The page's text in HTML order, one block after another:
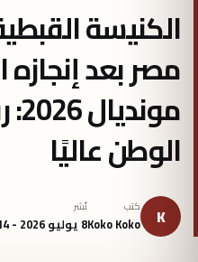
الكنيسة
مصر بعد
الوطن عاليًا
K كتب
Koko Koko
نُشر
8 يوليو 2026 - 10:14 ص